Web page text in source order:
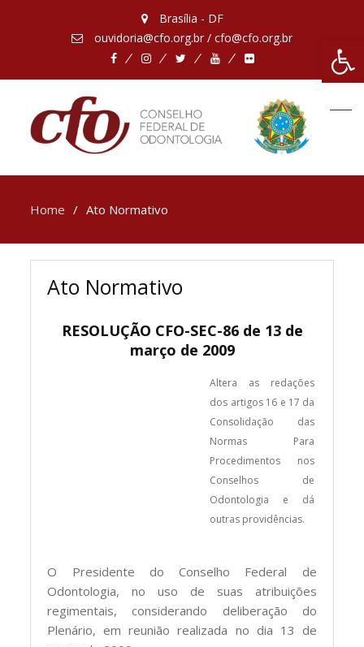
Brasília - DF
ouvidoria@cfo.org.br / cfo@cfo.org.br
FacebookInstagramTwitterYoutubeFlickr
Home Ato Normativo
Ato Normativo
RESOLUÇÃO CFO-SEC-86 de 13 de
março de 2009
Altera as redações
dos artigos 16 e 17 da
Consolidação das
Normas Para
Procedimentos nos
Conselhos de
Odontologia e dá
outras providências.
O Presidente do Conselho Federal de
Odontologia, no uso de suas atribuições
regimentais, considerando deliberação do
Plenário, em reunião realizada no dia 13 de